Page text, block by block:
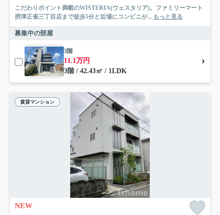
こだわりポイント満載のWISTERIA(ウェスタリア)。ファミリーマート
摂津正雀三丁目店まで徒歩5分と近場にコンビニが... もっと見る
募集中の部屋
3階
11.1万円
3階 / 42.43㎡ / 1LDK
賃貸マンション
NEW